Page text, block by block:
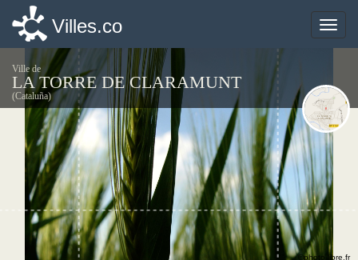
Toggle
Villes.co
Ville de
LA TORRE DE CLARAMUNT
(Cataluña)
©photo-libre.fr
Toggle
Villes.co